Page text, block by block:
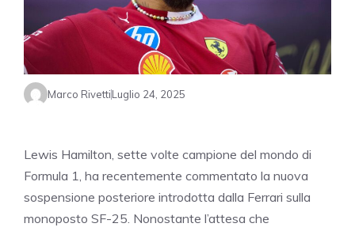
Marco RivettiLuglio 24, 2025
Lewis Hamilton, sette volte campione del mondo di
Formula 1, ha recentemente commentato la nuova
sospensione posteriore introdotta dalla Ferrari sulla
monoposto SF-25. Nonostante l’attesa che